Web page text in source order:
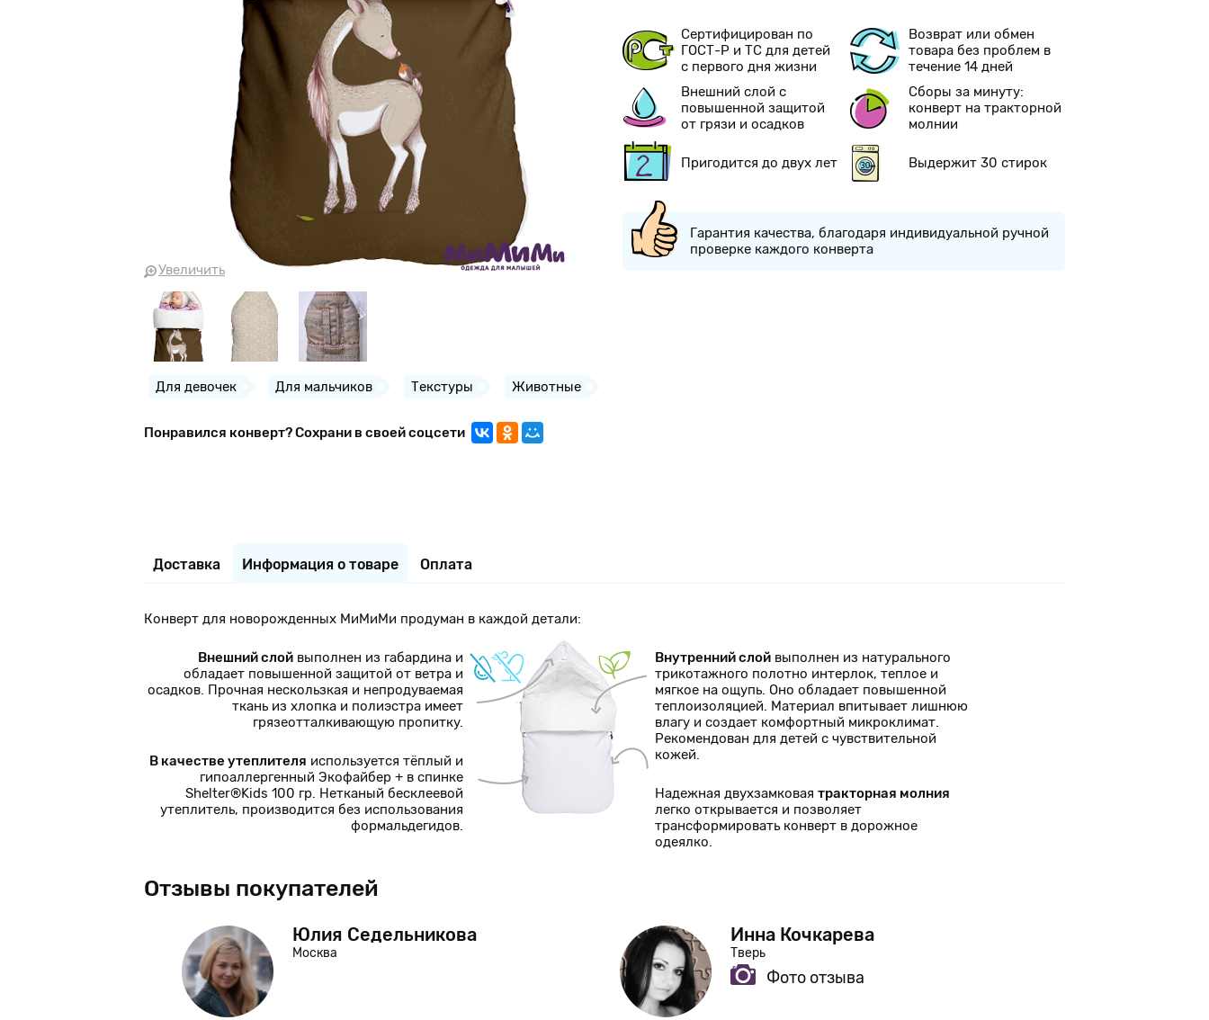
Увеличить
Для девочек Для мальчиков Текстуры Животные
Понравился конверт? Сохрани в своей соцсети
Сертифицирован по
ГОСТ-Р и ТС для детей
с первого дня жизни
Возврат или обмен
товара без проблем в
течение 14 дней
Внешний слой с
повышенной защитой
от грязи и осадков
Сборы за минуту:
конверт на тракторной
молнии
Пригодится до двух лет Выдержит 30 стирок
Гарантия качества, благодаря индивидуальной ручной
проверке каждого конверта
Доставка Информация о товаре Оплата
Конверт для новорожденных МиМиМи продуман в каждой детали:
Внешний слой выполнен из габардина и
обладает повышенной защитой от ветра и
осадков. Прочная нескользкая и непродуваемая
ткань из хлопка и полиэстра имеет
грязеотталкивающую пропитку.
В качестве утеплителя используется тёплый и
гипоаллергенный Экофайбер + в спинке
Shelter®Kids 100 гр. Нетканый бесклеевой
утеплитель, производится без использования
формальдегидов.
Внутренний слой выполнен из натурального
трикотажного полотно интерлок, теплое и
мягкое на ощупь. Оно обладает повышенной
теплоизоляцией. Материал впитывает лишнюю
влагу и создает комфортный микроклимат.
Рекомендован для детей с чувствительной
кожей.
Надежная двухзамковаятракторная молния
легко открывается и позволяет
трансформировать конверт в дорожное
одеялко.
Отзывы покупателей
Юлия Седельникова
Москва
Инна Кочкарева
Тверь
Фото отзыва